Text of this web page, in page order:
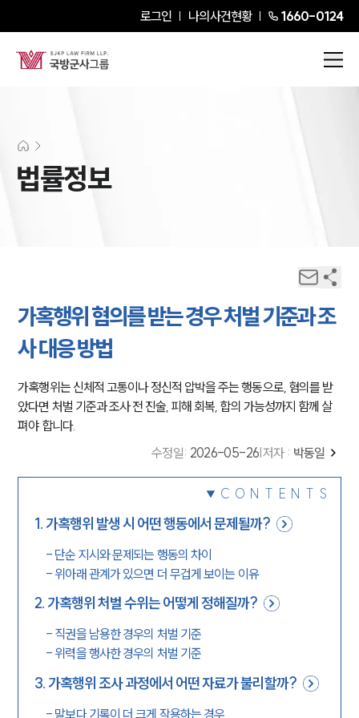
로그인 나의사건현황 1660-0124
법률정보
가혹행위 혐의를 받는 경우 처벌 기준과 조
사 대응 방법
가혹행위는 신체적 고통이나 정신적 압박을 주는 행동으로, 혐의를 받
았다면 처벌 기준과 조사 전 진술, 피해 회복, 합의 가능성까지 함께 살
펴야 합니다.
수정일: 2026-05-26 저자 : 박동일
CONTENTS
1.가혹행위 발생 시 어떤 행동에서 문제될까?
- 단순 지시와 문제되는 행동의 차이
- 위아래 관계가 있으면 더 무겁게 보이는 이유
2.가혹행위 처벌 수위는 어떻게 정해질까?
- 직권을 남용한 경우의 처벌 기준
- 위력을 행사한 경우의 처벌 기준
3.가혹행위 조사 과정에서 어떤 자료가 불리할까?
- 말보다 기록이 더 크게 작용하는 경우